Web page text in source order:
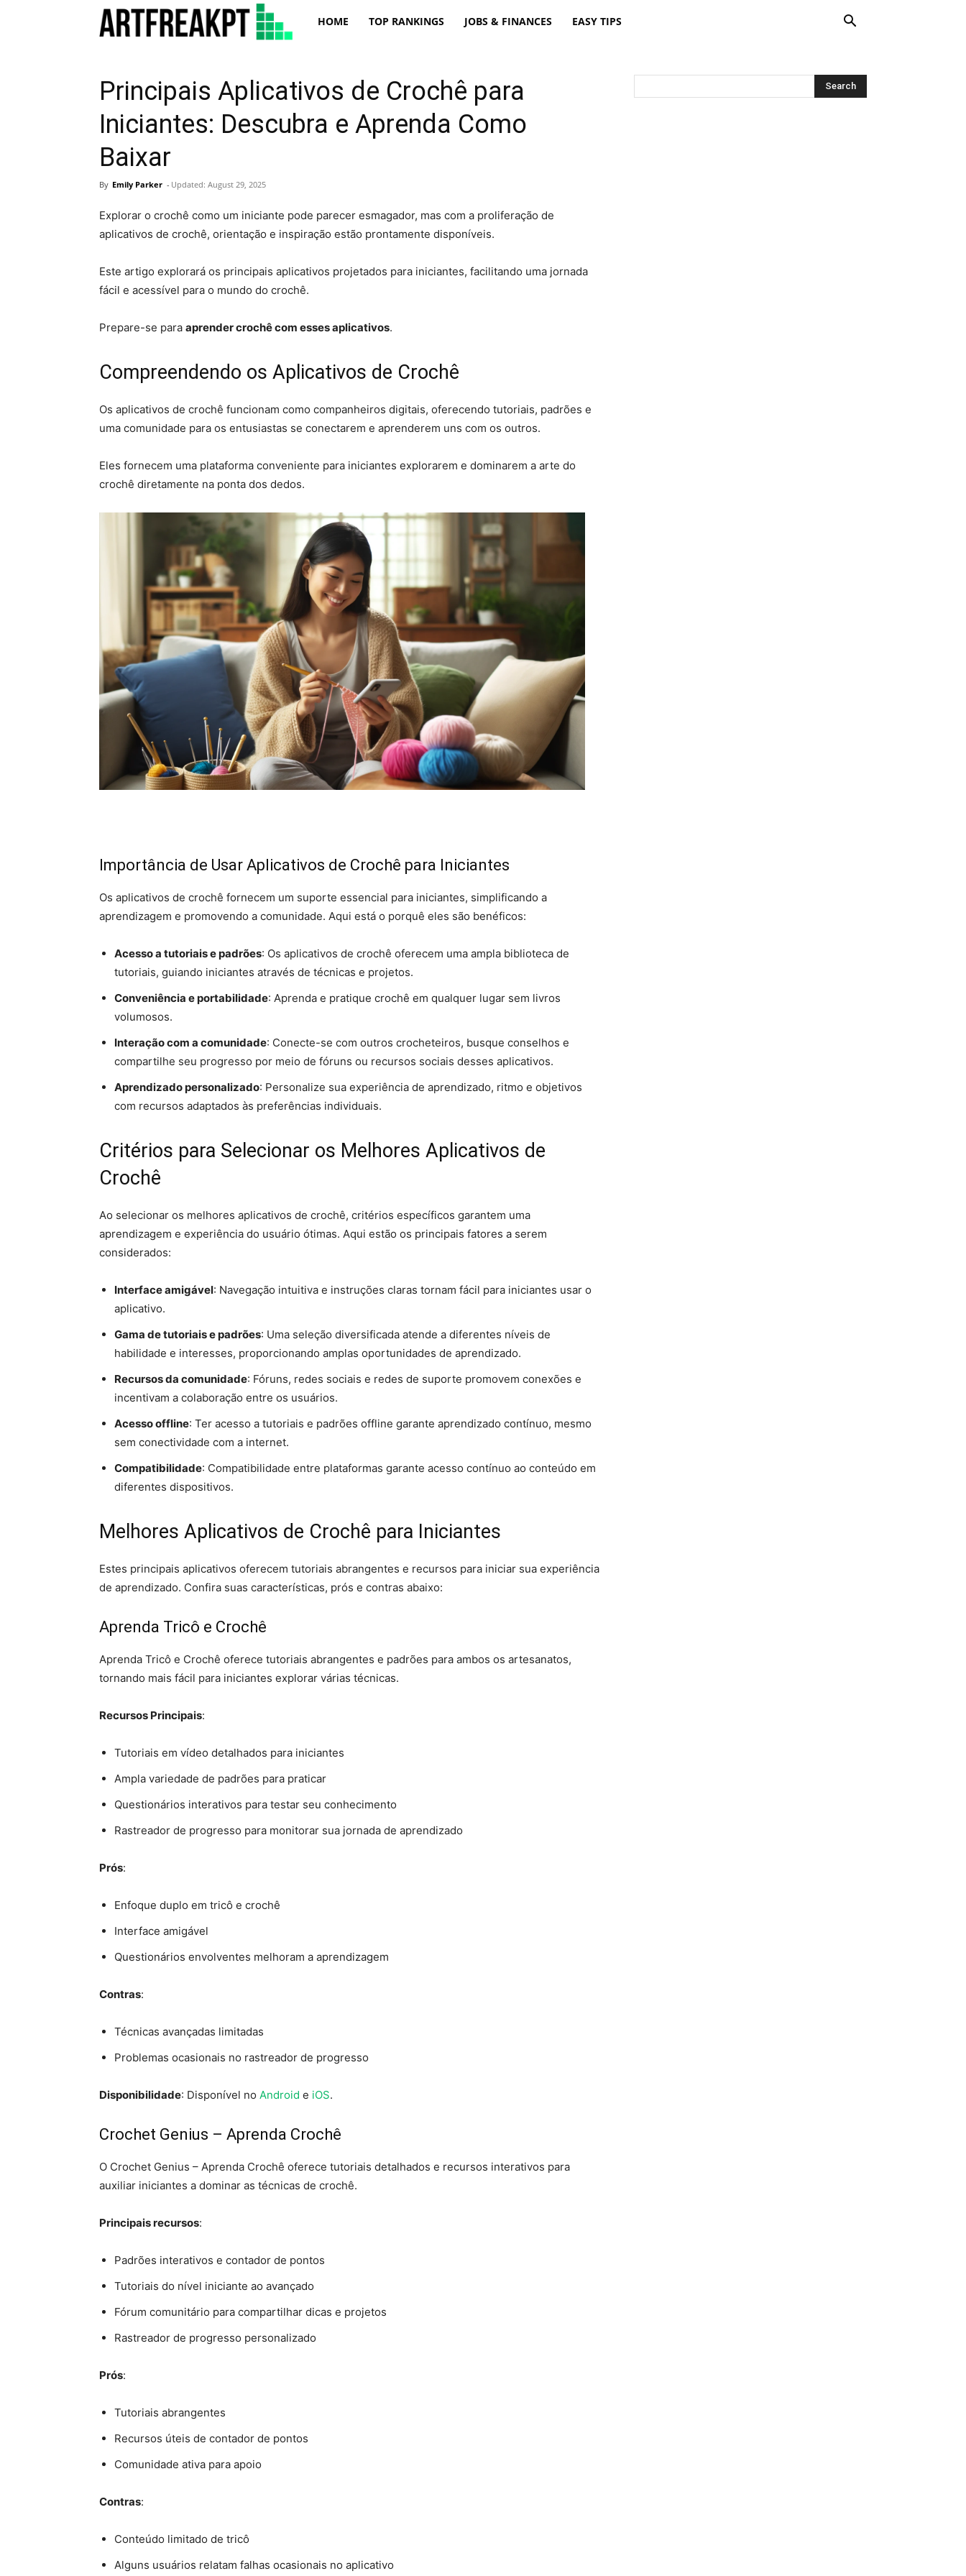
Artfreatpt
HOME TOP RANKINGS JOBS & FINANCES EASY TIPS
Principais Aplicativos de Crochê para
Iniciantes: Descubra e Aprenda Como
Baixar
By Emily Parker - Updated: August 29, 2025
Explorar o crochê como um iniciante pode parecer esmagador, mas com a proliferação de
aplicativos de crochê, orientação e inspiração estão prontamente disponíveis.
Este artigo explorará os principais aplicativos projetados para iniciantes, facilitando uma jornada
fácil e acessível para o mundo do crochê.
Prepare-se para aprender crochê com esses aplicativos.
Compreendendo os Aplicativos de Crochê
Os aplicativos de crochê funcionam como companheiros digitais, oferecendo tutoriais, padrões e
uma comunidade para os entusiastas se conectarem e aprenderem uns com os outros.
Eles fornecem uma plataforma conveniente para iniciantes explorarem e dominarem a arte do
crochê diretamente na ponta dos dedos.
Importância de Usar Aplicativos de Crochê para Iniciantes
Os aplicativos de crochê fornecem um suporte essencial para iniciantes, simplificando a
aprendizagem e promovendo a comunidade. Aqui está o porquê eles são benéficos:
Acesso a tutoriais e padrões: Os aplicativos de crochê oferecem uma ampla biblioteca de
tutoriais, guiando iniciantes através de técnicas e projetos.
Conveniência e portabilidade: Aprenda e pratique crochê em qualquer lugar sem livros
volumosos.
Interação com a comunidade: Conecte-se com outros crocheteiros, busque conselhos e
compartilhe seu progresso por meio de fóruns ou recursos sociais desses aplicativos.
Aprendizado personalizado: Personalize sua experiência de aprendizado, ritmo e objetivos
com recursos adaptados às preferências individuais.
Critérios para Selecionar os Melhores Aplicativos de
Crochê
Ao selecionar os melhores aplicativos de crochê, critérios específicos garantem uma
aprendizagem e experiência do usuário ótimas. Aqui estão os principais fatores a serem
considerados:
Interface amigável: Navegação intuitiva e instruções claras tornam fácil para iniciantes usar o
aplicativo.
Gama de tutoriais e padrões: Uma seleção diversificada atende a diferentes níveis de
habilidade e interesses, proporcionando amplas oportunidades de aprendizado.
Recursos da comunidade: Fóruns, redes sociais e redes de suporte promovem conexões e
incentivam a colaboração entre os usuários.
Acesso offline: Ter acesso a tutoriais e padrões offline garante aprendizado contínuo, mesmo
sem conectividade com a internet.
Compatibilidade: Compatibilidade entre plataformas garante acesso contínuo ao conteúdo em
diferentes dispositivos.
Melhores Aplicativos de Crochê para Iniciantes
Estes principais aplicativos oferecem tutoriais abrangentes e recursos para iniciar sua experiência
de aprendizado. Confira suas características, prós e contras abaixo:
Aprenda Tricô e Crochê
Aprenda Tricô e Crochê oferece tutoriais abrangentes e padrões para ambos os artesanatos,
tornando mais fácil para iniciantes explorar várias técnicas.
Recursos Principais:
Tutoriais em vídeo detalhados para iniciantes
Ampla variedade de padrões para praticar
Questionários interativos para testar seu conhecimento
Rastreador de progresso para monitorar sua jornada de aprendizado
Prós:
Enfoque duplo em tricô e crochê
Interface amigável
Questionários envolventes melhoram a aprendizagem
Contras:
Técnicas avançadas limitadas
Problemas ocasionais no rastreador de progresso
Disponibilidade: Disponível no Android e iOS.
Crochet Genius – Aprenda Crochê
O Crochet Genius – Aprenda Crochê oferece tutoriais detalhados e recursos interativos para
auxiliar iniciantes a dominar as técnicas de crochê.
Principais recursos:
Padrões interativos e contador de pontos
Tutoriais do nível iniciante ao avançado
Fórum comunitário para compartilhar dicas e projetos
Rastreador de progresso personalizado
Prós:
Tutoriais abrangentes
Recursos úteis de contador de pontos
Comunidade ativa para apoio
Contras:
Conteúdo limitado de tricô
Alguns usuários relatam falhas ocasionais no aplicativo